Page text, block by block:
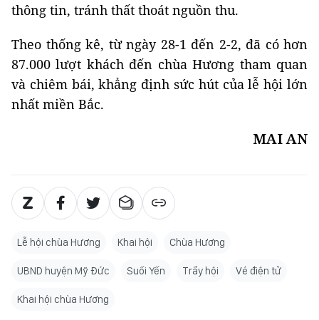
thông tin, tránh thất thoát nguồn thu.
Theo thống kê, từ ngày 28-1 đến 2-2, đã có hơn
87.000 lượt khách đến chùa Hương tham quan
và chiêm bái, khẳng định sức hút của lễ hội lớn
nhất miền Bắc.
MAI AN
Lễ hội chùa Hương Khai hội Chùa Hương
UBND huyện Mỹ Đức Suối Yến Trẩy hội Vé điện tử
Khai hội chùa Hương